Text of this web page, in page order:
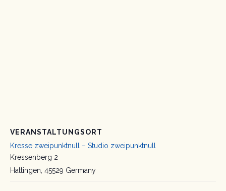
VERANSTALTUNGSORT
Kresse zweipunktnull – Studio zweipunktnull
Kressenberg 2
Hattingen, 45529 Germany